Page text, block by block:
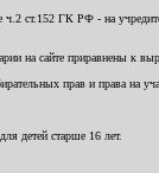
ГК РФ - на
на сайте приравнены
прав и права на
детей старше 16 лет.